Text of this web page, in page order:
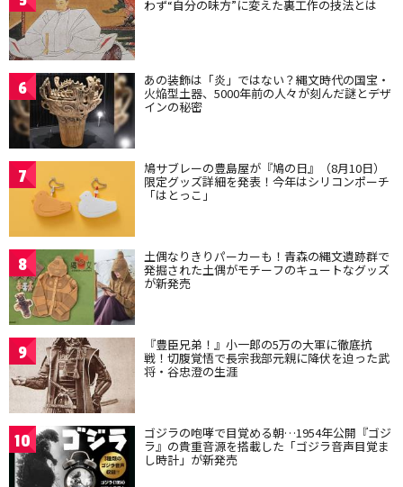
わず“自分の味方”に変えた裏工作の技法とは
6 あの装飾は「炎」ではない？縄文時代の国宝・
火焔型土器、5000年前の人々が刻んだ謎とデザ
インの秘密
7 鳩サブレーの豊島屋が『鳩の日』（8月10日）
限定グッズ詳細を発表！今年はシリコンポーチ
「はとっこ」
8 土偶なりきりパーカーも！青森の縄文遺跡群で
発掘された土偶がモチーフのキュートなグッズ
が新発売
9 『豊臣兄弟！』小一郎の5万の大軍に徹底抗
戦！切腹覚悟で長宗我部元親に降伏を迫った武
将・谷忠澄の生涯
10 ゴジラの咆哮で目覚める朝…1954年公開『ゴジ
ラ』の貴重音源を搭載した「ゴジラ音声目覚ま
し時計」が新発売